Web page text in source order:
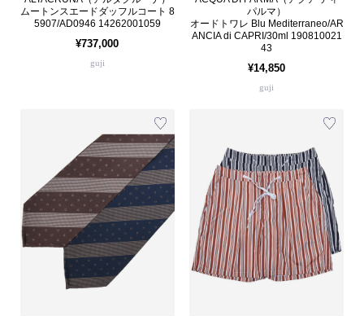
ムートンスエードダッフルコート 8
5907/AD0946 14262001059
¥737,000
guji
パルマ）
オードトワレ Blu Mediterraneo/AR
ANCIA di CAPRI/30ml 190810021
43
¥14,850
guji